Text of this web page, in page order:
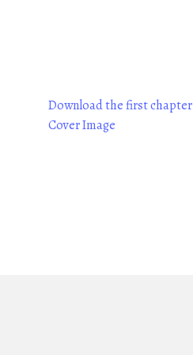
Download the first chapter
Cover Image